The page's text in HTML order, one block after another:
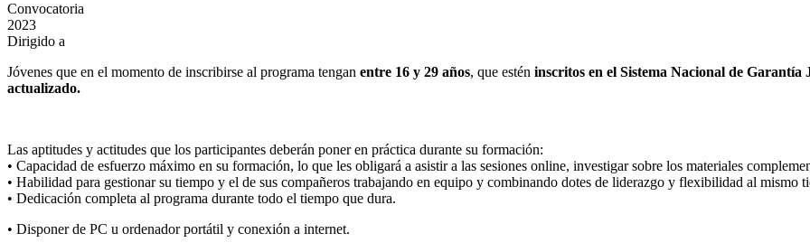
Convocatoria
2023
Dirigido a
Jóvenes que en el momento de inscribirse al programa tengan entre 16 y 29 años, que estén inscritos en el Sistema Nacional de
actualizado.
Las aptitudes y actitudes que los participantes deberán poner en práctica durante su formación:
• Capacidad de esfuerzo máximo en su formación, lo que les obligará a asistir a las sesiones online, investigar sobre los materiales
• Habilidad para gestionar su tiempo y el de sus compañeros trabajando en equipo y combinando dotes de liderazgo y flexibilidad al mismo
• Dedicación completa al programa durante todo el tiempo que dura.
• Disponer de PC u ordenador portátil y conexión a internet.